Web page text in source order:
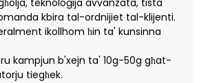
teknoloġija avvanzata, tista'
kbira tal-ordnijiet tal-klijenti.
ikollhom ħin ta' kunsinna
kampjun b'xejn ta' 10g-50g għat-
tiegħek.